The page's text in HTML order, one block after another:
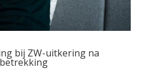
bij ZW-uitkering na